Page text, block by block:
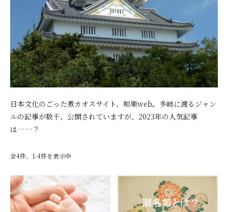
日本文化のごった煮カオスサイト、和樂web。多岐に渡るジャン
ルの記事が数千、公開されていますが、2023年の人気記事
は……？
全4件、1-4件を表示中